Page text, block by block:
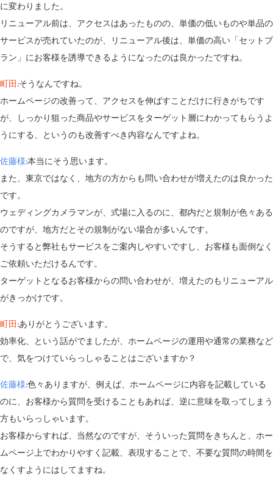
に変わりました。
リニューアル前は、アクセスはあったものの、単価の低いものや単品の
サービスが売れていたのが、リニューアル後は、単価の高い「セットプ
ラン」にお客様を誘導できるようになったのは良かったですね。
町田:そうなんですね。
ホームページの改善って、アクセスを伸ばすことだけに行きがちです
が、しっかり狙った商品やサービスをターゲット層にわかってもらうよ
うにする、というのも改善すべき内容なんですよね。
佐藤様:本当にそう思います。
また、東京ではなく、地方の方からも問い合わせが増えたのは良かった
です。
ウェディングカメラマンが、式場に入るのに、都内だと規制が色々ある
のですが、地方だとその規制がない場合が多いんです。
そうすると弊社もサービスをご案内しやすいですし、お客様も面倒なく
ご依頼いただけるんです。
ターゲットとなるお客様からの問い合わせが、増えたのもリニューアル
がきっかけです。
町田:ありがとうございます。
効率化、という話がでましたが、ホームページの運用や通常の業務など
で、気をつけていらっしゃることはございますか？
佐藤様:色々ありますが、例えば、ホームページに内容を記載している
のに、お客様から質問を受けることもあれば、逆に意味を取ってしまう
方もいらっしゃいます。
お客様からすれば、当然なのですが、そういった質問をきちんと、ホー
ムページ上でわかりやすく記載、表現することで、不要な質問の時間を
なくすようにはしてますね。